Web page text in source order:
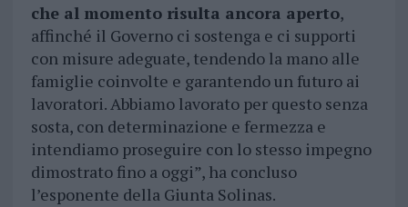
che al momento risulta ancora aperto,
affinché il Governo ci sostenga e ci supporti
con misure adeguate, tendendo la mano alle
famiglie coinvolte e garantendo un futuro ai
lavoratori. Abbiamo lavorato per questo senza
sosta, con determinazione e fermezza e
intendiamo proseguire con lo stesso impegno
dimostrato fino a oggi”, ha concluso
l’esponente della Giunta Solinas.